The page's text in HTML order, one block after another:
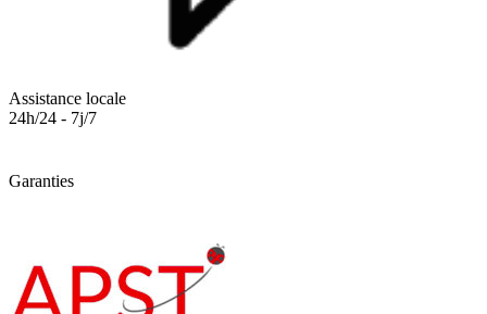
Assistance locale
24h/24 - 7j/7
Garanties